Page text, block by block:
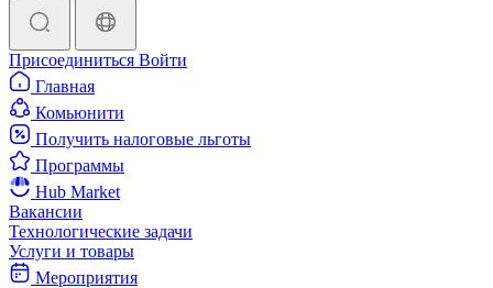
Присоединиться Войти
Главная
Комьюнити
Получить налоговые льготы
Программы
Hub Market
Вакансии
Технологические задачи
Услуги и товары
Мероприятия